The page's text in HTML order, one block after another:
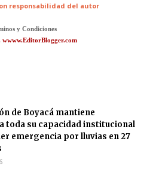
responsabilidad del autor
y Condiciones
wwww.EditorBlogger.com
de Boyacá mantiene
toda su capacidad institucional
emergencia por lluvias en 27